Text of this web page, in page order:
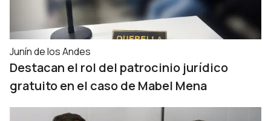
Junín de los Andes
Destacan el rol del patrocinio jurídico
gratuito en el caso de Mabel Mena